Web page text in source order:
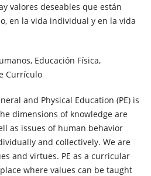
valores deseables que están
en la vida individual y en la vida
Educación Física,
Currículo
and Physical Education (PE) is
dimensions of knowledge are
as issues of human behavior
and collectively. We are
and virtues. PE as a curricular
where values can be taught